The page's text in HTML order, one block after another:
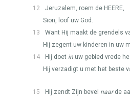
12 Jeruzalem, roem de HEERE,
Sion, loof uw God.
13
Want Hij maakt de grendels
Hij zegent uw kinderen in uw
14
Hij doet in uw gebied vrede
Hij verzadigt u met het beste
15 Hij zendt Zijn bevel naarde